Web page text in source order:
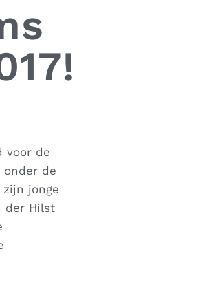
voor de
onder de
jonge
der Hilst